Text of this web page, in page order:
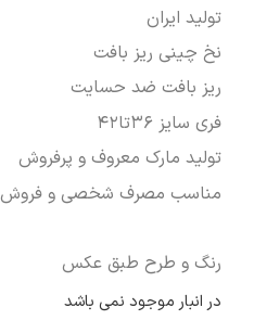
تولید ایران
نخ چینی ریز بافت
ریز بافت ضد حسایت
فری سایز ۳۶تا۴۲
تولید مارک معروف و پرفروش
مناسب مصرف شخصی و فروش
رنگ و طرح طبق عکس
در انبار موجود نمی باشد